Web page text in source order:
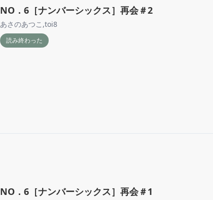
NO．6［ナンバーシックス］再会＃2
あさのあつこ ,toi8
読み終わった
NO．6［ナンバーシックス］再会＃1